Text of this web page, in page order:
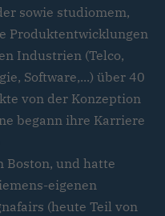
sowie studiomem,
Produktentwicklungen
Industrien (Telco,
Software,...) über 40
von der Konzeption
begann ihre Karriere
Boston, und hatte
eigenen
(heute Teil von